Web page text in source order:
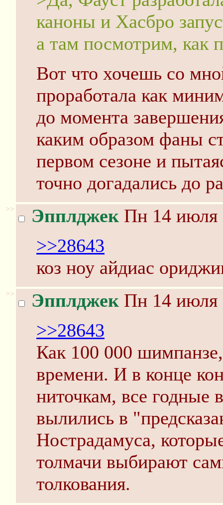
каноны и Хасбро
а там посмотрим, как
Вот что хочешь со
проработала как
до момента
каким образом фаны
первом сезоне и
точно догадались до
>> Эпплджек Пн 14 июля
>>28643
коз ноу айдиас
>> Эпплджек Пн 14 июля
>>28643
Как 100 000
времени. И в конце
ниточкам, все годные
вылились в
Нострадамуса,
толмачи выбирают
толкования.